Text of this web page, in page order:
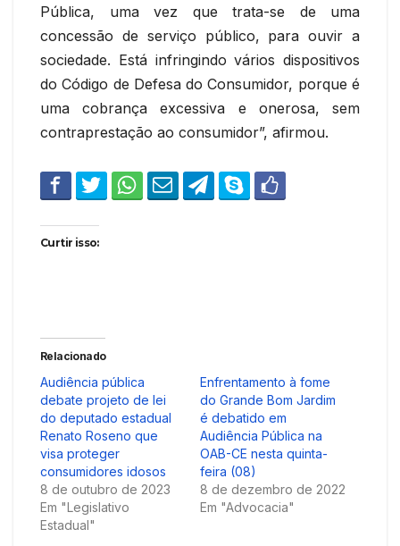
Pública, uma vez que trata-se de uma
concessão de serviço público, para ouvir a
sociedade. Está infringindo vários dispositivos
do Código de Defesa do Consumidor, porque é
uma cobrança excessiva e onerosa, sem
contraprestação ao consumidor”, afirmou.
Curtir isso:
Relacionado
Audiência pública
debate projeto de lei
do deputado estadual
Renato Roseno que
visa proteger
consumidores idosos
8 de outubro de 2023
Em "Legislativo
Estadual"
Enfrentamento à fome
do Grande Bom Jardim
é debatido em
Audiência Pública na
OAB-CE nesta quinta-
feira (08)
8 de dezembro de 2022
Em "Advocacia"